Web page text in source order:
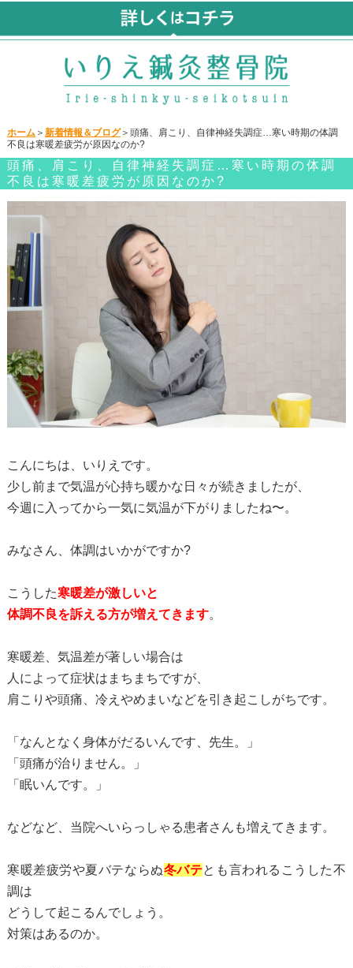
ホーム＞ 新着情報＆ブログ＞頭痛、肩こり、自律神経失調症…寒い時期の体調
不良は寒暖差疲労が原因なのか?
頭痛、肩こり、自律神経失調症…寒い時期の体調
不良は寒暖差疲労が原因なのか?
こんにちは、いりえです。
少し前まで気温が心持ち暖かな日々が続きましたが、
今週に入ってから一気に気温が下がりましたね〜。
みなさん、体調はいかがですか?
こうした寒暖差が激しいと
体調不良を訴える方が増えてきます。
寒暖差、気温差が著しい場合は
人によって症状はまちまちですが、
肩こりや頭痛、冷えやめまいなどを引き起こしがちです。
「なんとなく身体がだるいんです、先生。」
「頭痛が治りません。」
「眠いんです。」
などなど、当院へいらっしゃる患者さんも増えてきます。
寒暖差疲労や夏バテならぬ冬バテとも言われるこうした不
調は
どうして起こるんでしょう。
対策はあるのか。